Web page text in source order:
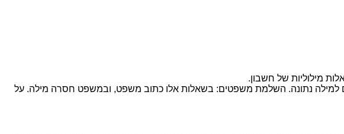
מילוליות של חשבון.
למילה נתונה. השלמת משפטים: בשאלות אלו כתוב משפט, ובמשפט חסרה מילה. על